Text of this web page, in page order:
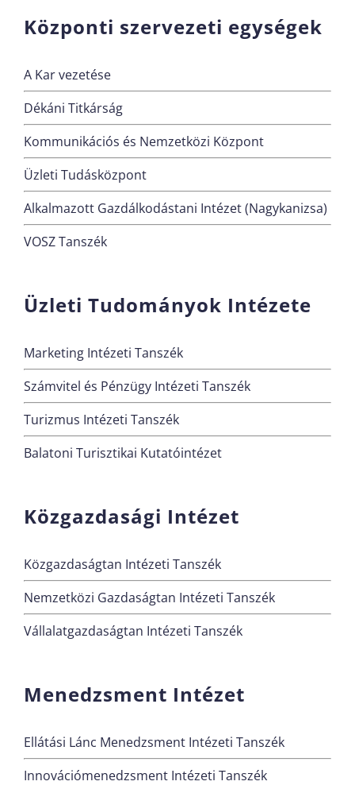
Központi szervezeti egységek
A Kar vezetése
Dékáni Titkárság
Kommunikációs és Nemzetközi Központ
Üzleti Tudásközpont
Alkalmazott Gazdálkodástani Intézet (Nagykanizsa)
VOSZ Tanszék
Üzleti Tudományok Intézete
Marketing Intézeti Tanszék
Számvitel és Pénzügy Intézeti Tanszék
Turizmus Intézeti Tanszék
Balatoni Turisztikai Kutatóintézet
Közgazdasági Intézet
Közgazdaságtan Intézeti Tanszék
Nemzetközi Gazdaságtan Intézeti Tanszék
Vállalatgazdaságtan Intézeti Tanszék
Menedzsment Intézet
Ellátási Lánc Menedzsment Intézeti Tanszék
Innovációmenedzsment Intézeti Tanszék